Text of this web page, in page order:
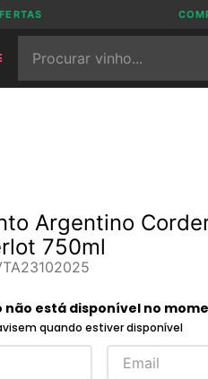
Argentino
750ml
não está disponível no
quando estiver disponível